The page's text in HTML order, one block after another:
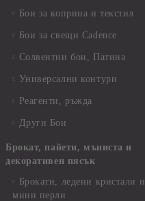
Бои за коприна и текстил
Бои за свещи Cadence
Солвентни бои, Патина
Универсални контури
Реагенти, ръжда
Други Бои
Брокат, пайети, мъниста и
декоративен пясък
Брокати, ледени кристали и
мини перли